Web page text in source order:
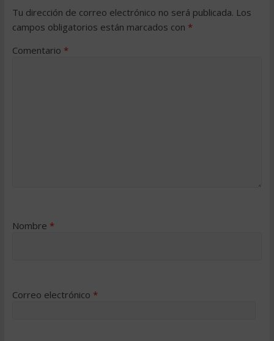
Tu dirección de correo electrónico no será publicada. Los
campos obligatorios están marcados con *
Comentario *
Nombre *
Correo electrónico *